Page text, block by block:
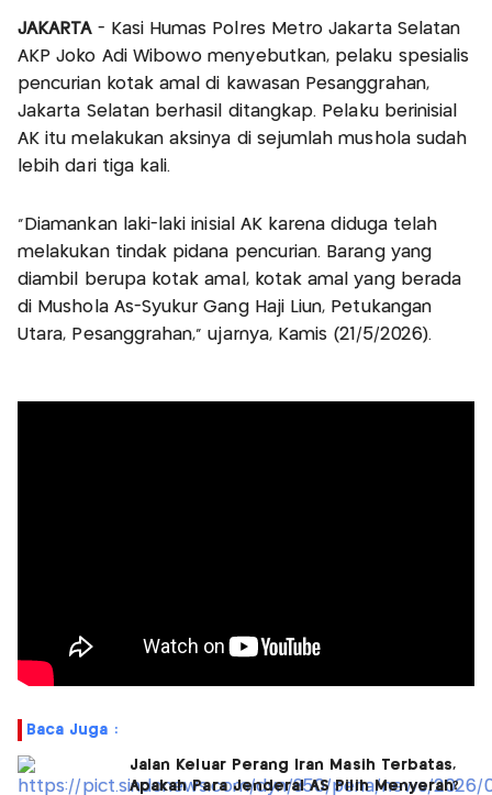
JAKARTA- Kasi Humas Polres Metro Jakarta Selatan
AKP Joko Adi Wibowo menyebutkan, pelaku spesialis
pencurian kotak amal di kawasan Pesanggrahan,
Jakarta Selatan berhasil ditangkap. Pelaku berinisial
AK itu melakukan aksinya di sejumlah mushola sudah
lebih dari tiga kali.
"Diamankan laki-laki inisial AK karena diduga telah
melakukan tindak pidana pencurian. Barang yang
diambil berupa kotak amal, kotak amal yang berada
di Mushola As-Syukur Gang Haji Liun, Petukangan
Utara, Pesanggrahan," ujarnya, Kamis (21/5/2026).
Baca Juga :
Jalan Keluar Perang Iran Masih Terbatas,
Apakah Para Jenderal AS Pilih Menyerah?